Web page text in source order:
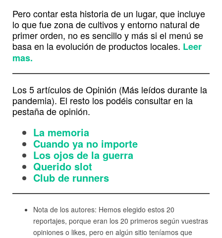
Pero contar esta historia de un lugar, que incluye
lo que fue zona de cultivos y entorno natural de
primer orden, no es sencillo y más si el menú se
basa en la evolución de productos locales. Leer
mas.
Los 5 artículos de Opinión (Más leídos durante la
pandemia). El resto los podéis consultar en la
pestaña de opinión.
La memoria
Cuando ya no importe
Los ojos de la guerra
Querido slot
Club de runners
Nota de los autores: Hemos elegido estos 20
reportajes, porque eran los 20 primeros según vuestras
opiniones o likes, pero en algún sitio teníamos que